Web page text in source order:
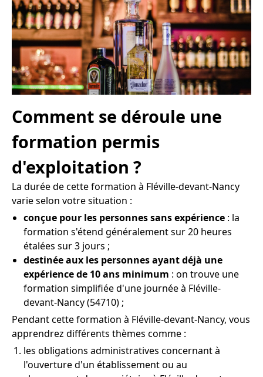
Comment se déroule une
formation permis
d'exploitation ?
La durée de cette formation à Fléville-devant-Nancy
varie selon votre situation :
conçue pour les personnes sans expérience : la
formation s'étend généralement sur 20 heures
étalées sur 3 jours ;
destinée aux les personnes ayant déjà une
expérience de 10 ans minimum : on trouve une
formation simplifiée d'une journée à Fléville-
devant-Nancy (54710) ;
Pendant cette formation à Fléville-devant-Nancy, vous
apprendrez différents thèmes comme :
les obligations administratives concernant à
l'ouverture d'un établissement ou au